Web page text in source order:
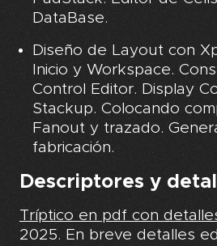
DataBase.
Diseño de Layout con
Inicio y Workspace.
Control Editor. Display
Stackup. Colocando
Fanout y trazado.
fabricación.
Descriptores y
Tríptico en pdf con
2025. En breve detalles